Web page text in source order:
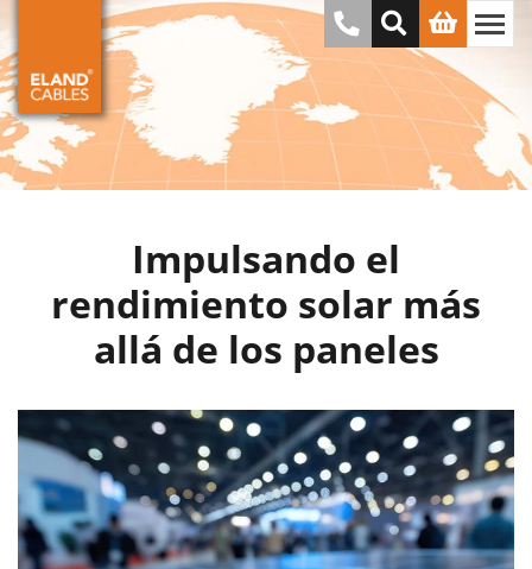
Impulsando el
rendimiento solar más
allá de los paneles